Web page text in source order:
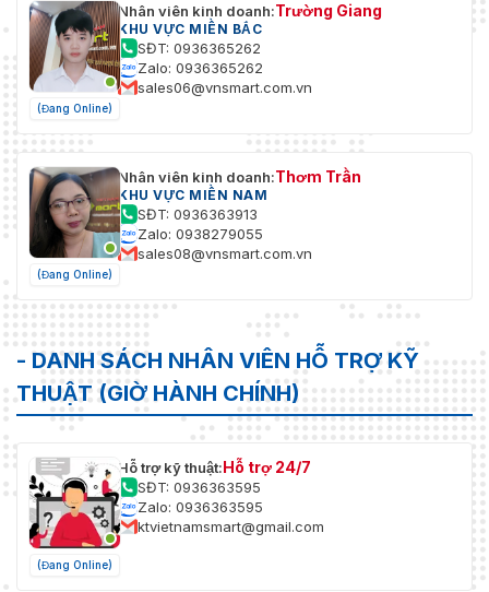
(Đang Online)
Nhân viên kinh doanh:Trường Giang
KHU VỰC MIỀN BẮC
SĐT: 0936365262
Zalo: 0936365262
sales06@vnsmart.com.vn
(Đang Online)
Nhân viên kinh doanh:Thơm Trần
KHU VỰC MIỀN NAM
SĐT: 0936363913
Zalo: 0938279055
sales08@vnsmart.com.vn
- DANH SÁCH NHÂN VIÊN HỖ TRỢ KỸ
THUẬT (GIỜ HÀNH CHÍNH)
(Đang Online)
Hỗ trợ kỹ thuật:Hỗ trợ 24/7
SĐT: 0936363595
Zalo: 0936363595
ktvietnamsmart@gmail.com